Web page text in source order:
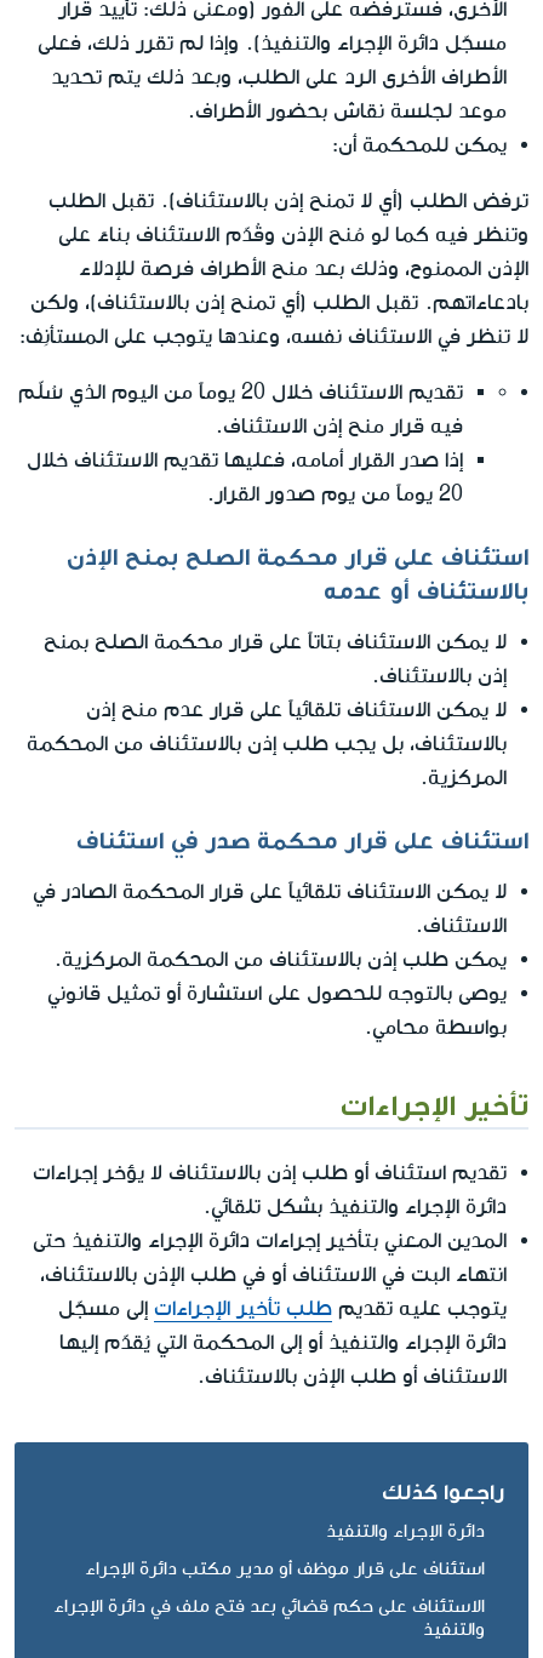
الأخرى، فسترفضه على الفور (ومعنى ذلك: تأييد قرار
مسجّل دائرة الإجراء والتنفيذ). وإذا لم تقرر ذلك، فعلى
الأطراف الأخرى الرد على الطلب، وبعد ذلك يتم تحديد
موعد لجلسة نقاش بحضور الأطراف.
يمكن للمحكمة أن:
ترفض الطلب (أي لا تمنح إذن بالاستئناف). تقبل الطلب
وتنظر فيه كما لو مُنح الإذن وقُدّم الاستئناف بناءً على
الإذن الممنوح، وذلك بعد منح الأطراف فرصة للإدلاء
بادعاءاتهم. تقبل الطلب (أي تمنح إذن بالاستئناف)، ولكن
لا تنظر في الاستئناف نفسه، وعندها يتوجب على المستأنِف:
تقديم الاستئناف خلال 20 يوماً من اليوم الذي سُلّم
فيه قرار منح إذن الاستئناف.
إذا صدر القرار أمامه، فعليها تقديم الاستئناف خلال
20 يوماً من يوم صدور القرار.
استئناف على قرار محكمة الصلح بمنح الإذن
بالاستئناف أو عدمه
لا يمكن الاستئناف بتاتاً على قرار محكمة الصلح بمنح
إذن بالاستئناف.
لا يمكن الاستئناف تلقائياً على قرار عدم منح إذن
بالاستئناف، بل يجب طلب إذن بالاستئناف من المحكمة
المركزية.
استئناف على قرار محكمة صدر في استئناف
لا يمكن الاستئناف تلقائياً على قرار المحكمة الصادر في
الاستئناف.
يمكن طلب إذن بالاستئناف من المحكمة المركزية.
يوصى بالتوجه للحصول على استشارة أو تمثيل قانوني
بواسطة محامي.
تأخير الإجراءات
تقديم استئناف أو طلب إذن بالاستئناف لا يؤخر إجراءات
دائرة الإجراء والتنفيذ بشكل تلقائي.
المدين المعني بتأخير إجراءات دائرة الإجراء والتنفيذ حتى
انتهاء البت في الاستئناف أو في طلب الإذن بالاستئناف،
يتوجب عليه تقديم طلب تأخير الإجراءات إلى مسجّل
دائرة الإجراء والتنفيذ أو إلى المحكمة التي يُقدّم إليها
الاستئناف أو طلب الإذن بالاستئناف.
راجعوا كذلك
دائرة الإجراء والتنفيذ
استئناف على قرار موظف أو مدير مكتب دائرة الإجراء
الاستئناف على حكم قضائي بعد فتح ملف في دائرة الإجراء
والتنفيذ